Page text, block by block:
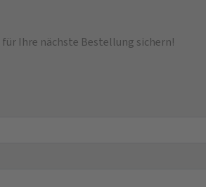
für Ihre nächste Bestellung sichern!